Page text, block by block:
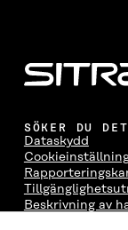
SÖKER DU
Dataskydd
Beskrivning av